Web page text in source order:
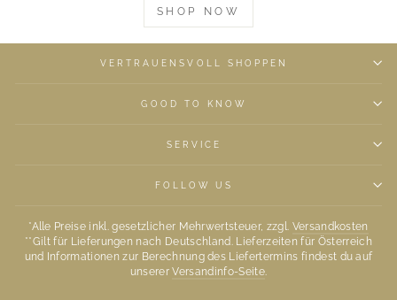
SHOP NOW
VERTRAUENSVOLL SHOPPEN
GOOD TO KNOW
SERVICE
FOLLOW US
*Alle Preise inkl. gesetzlicher Mehrwertsteuer, zzgl. Versandkosten
**Gilt für Lieferungen nach Deutschland. Lieferzeiten für Österreich
und Informationen zur Berechnung des Liefertermins findest du auf
unsererVersandinfo-Seite.